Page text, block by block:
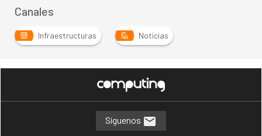
Canales
Infraestructuras Noticias
Síguenos